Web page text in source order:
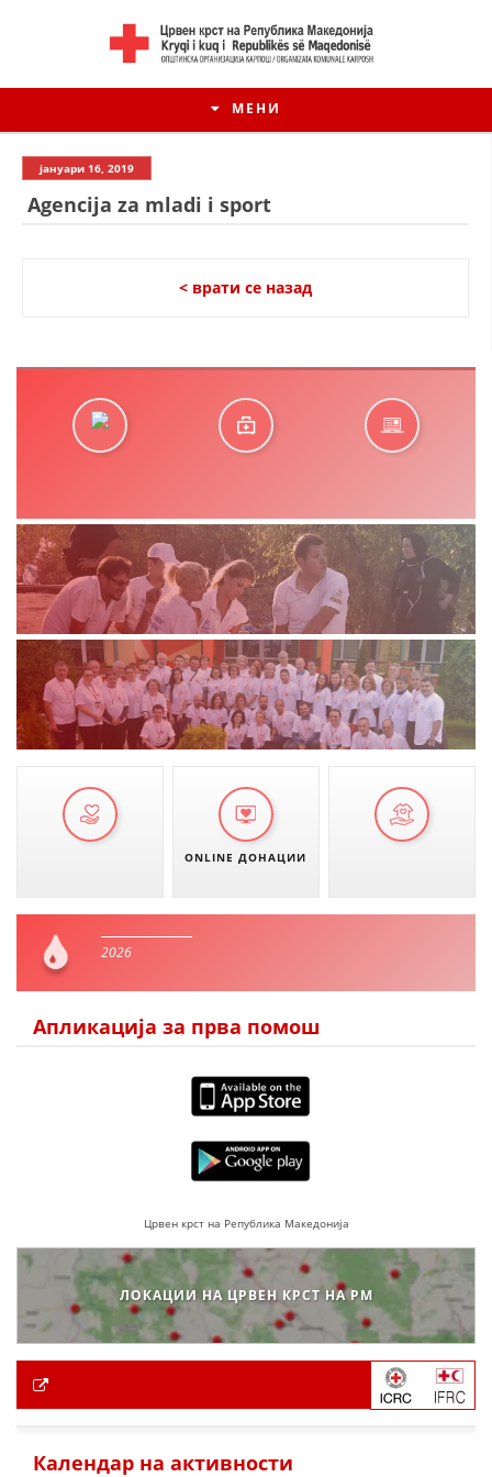
МЕНИ
ДЕЈСТВУВАЊЕ
ПРИРАЧНИЦИ
СТРАТЕГИИ
БРОШУРИ
јануари 16, 2019
Agencija za mladi i sport
< врати се назад
ONLINE ДОНАЦИИ
2026
Апликација за прва помош
Црвен крст на Република Македонија
ЛОКАЦИИ НА ЦРВЕН КРСТ НА РМ
Календар на активности